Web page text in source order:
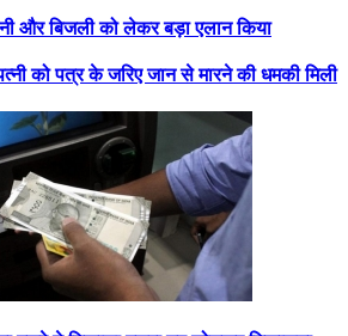
और बिजली को लेकर बड़ा एलान किया
को पत्र के जरिए जान से मारने की धमकी मिली